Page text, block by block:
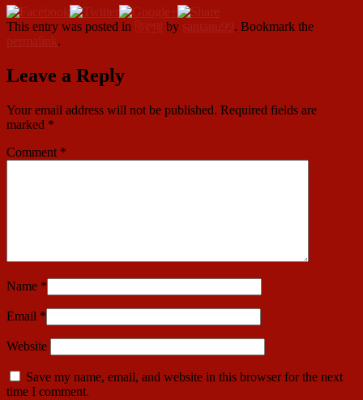
This entry was posted in ত্রিপুরা by santanu99. Bookmark the
permalink.
Leave a Reply
Your email address will not be published. Required fields are
marked *
Comment *
Name *
Email *
Website
Save my name, email, and website in this browser for the next
time I comment.